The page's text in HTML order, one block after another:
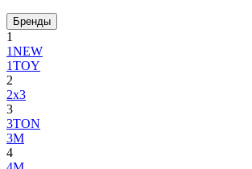
Бренды
1
1NEW
1TOY
2
2x3
3
3TON
3М
4